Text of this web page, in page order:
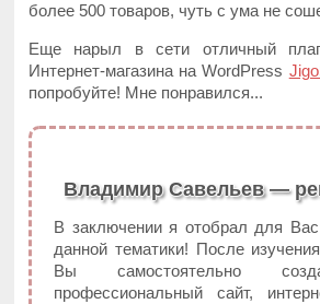
более 500 товаров, чуть с ума не
Еще нарыл в сети отличный
Интернет-магазина на WordPress
попробуйте! Мне понравился...
Владимир Савельев —
В заключении я отобрал для
данной тематики! После
Вы самостоятельно
профессиональный сайт,